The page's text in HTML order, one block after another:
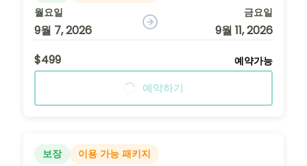
월요일
9월 7, 2026
금요일
9월 11, 2026
$499
예약가능
예약하기
보장
이용 가능 패키지